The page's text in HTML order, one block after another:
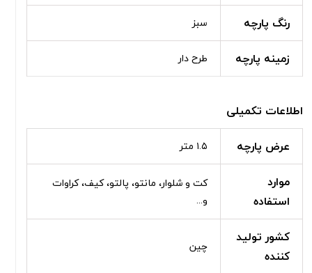
رنگ پارچه سبز
زمینه پارچه طرح دار
اطلاعات تکمیلی
عرض پارچه
۱.۵ متر
موارد
استفاده
کت و شلوار، مانتو، پالتو، کیف، کراوات
و...
کشور تولید
کننده
چین